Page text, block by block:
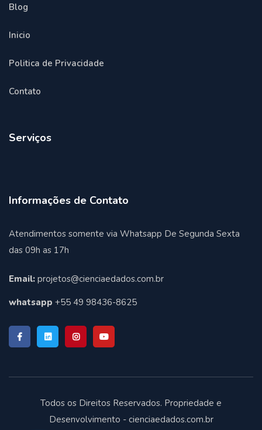
Blog
Inicio
Politica de Privacidade
Contato
Serviços
Informações de Contato
Atendimentos somente via Whatsapp De Segunda Sexta
das 09h as 17h
Email: projetos@cienciaedados.com.br
whatsapp +55 49 98436-8625
Todos os Direitos Reservados. Propriedade e
Desenvolvimento - cienciaedados.com.br